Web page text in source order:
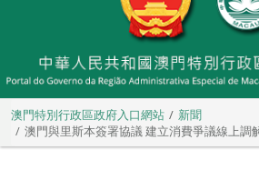
澳門特別行政區政府入口網站
新聞
澳門與里斯本簽署協議 建立消費爭議線上調